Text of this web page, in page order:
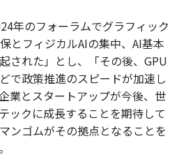
年のフォーラムでグラフィック
とフィジカルAIの集中、AI基本
された」とし、「その後、GPU
で政策推進のスピードが加速し
業とスタートアップが今後、世
ックに成長することを期待して
ンゴムがその拠点となることを